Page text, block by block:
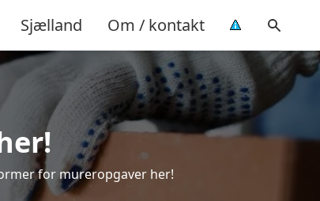
Sjælland Om / kontakt
for mureropgaver her!